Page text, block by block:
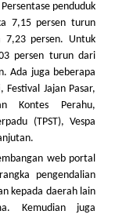
penduduk
7,15 persen turun
7,23 persen. Untuk
persen turun dari
Ada juga beberapa
Jajan Pasar,
Kontes Perahu,
(TPST), Vespa
web portal
pengendalian
kepada daerah lain
Kemudian juga